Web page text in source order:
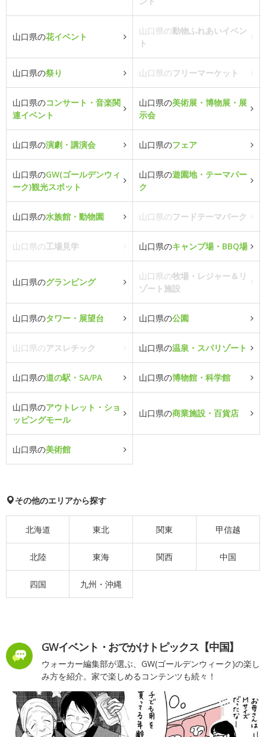
山口県の花イベント
山口県の動物ふれあいイベン
ト
山口県の祭り 山口県のフリーマーケット
山口県のコンサート・音楽関
連イベント
山口県の美術展・博物展・展
示会
山口県の演劇・講演会 山口県のフェア
山口県のGW(ゴールデンウィ
ーク)観光スポット
山口県の遊園地・テーマパー
ク
山口県の水族館・動物園 山口県のフードテーマパーク
山口県の工場見学 山口県のキャンプ場・BBQ場
山口県のグランピング
山口県の牧場・レジャー＆リ
ゾート施設
山口県のタワー・展望台 山口県の公園
山口県のアスレチック 山口県の温泉・スパリゾート
山口県の道の駅・SA/PA 山口県の博物館・科学館
山口県のアウトレット・ショ
ッピングモール
山口県の商業施設・百貨店
山口県の美術館
その他のエリアから探す
北海道 東北 関東 甲信越
北陸 東海 関西 中国
四国 九州・沖縄
GWイベント・おでかけトピックス【中国】
ウォーカー編集部が選ぶ、GW(ゴールデンウィーク)の楽し
み方を紹介。家で楽しめるコンテンツも続々！